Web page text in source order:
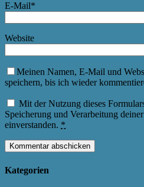
E-Mail*
Website
Meinen Namen, E-Mail und
speichern, bis ich wieder
Mit der Nutzung dieses
Speicherung und Verarbeitung
einverstanden. *
Kategorien